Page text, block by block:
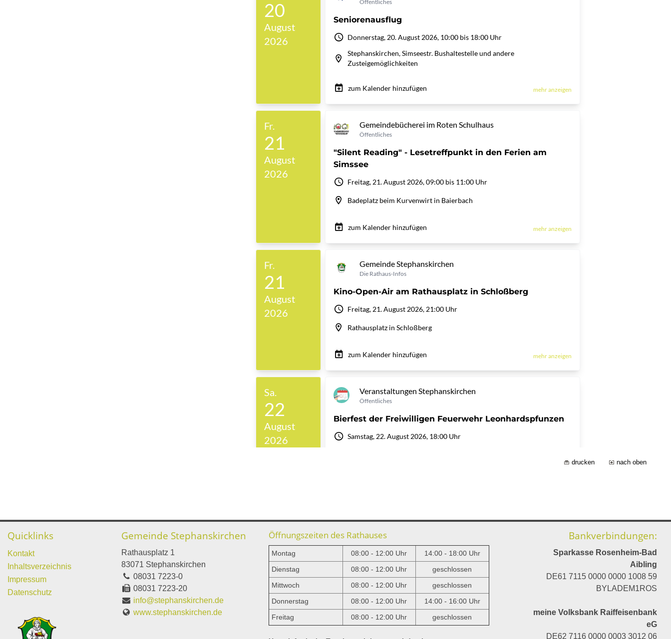
drucken nach oben
Quicklinks
Kontakt
Inhaltsverzeichnis
Impressum
Datenschutz
Gemeinde Stephanskirchen
Rathausplatz 1
83071 Stephanskirchen
08031 7223-0
08031 7223-20
info@stephanskirchen.de
www.stephanskirchen.de
Öffnungszeiten des Rathauses
Montag 08:00 - 12:00 Uhr
14:00 - 18:00 Uhr
Dienstag
08:00 - 12:00 Uhr
geschlossen
Mittwoch
08:00 - 12:00 Uhr
geschlossen
Donnerstag
08:00 - 12:00 Uhr
14:00 - 16:00 Uhr
Freitag
08:00 - 12:00 Uhr geschlossen
Bankverbindungen:
Sparkasse Rosenheim-Bad
Aibling
DE61 7115 0000 0000 1008 59
BYLADEM1ROS
meine Volksbank Raiffeisenbank
eG
DE62 7116 0000 0003 3012 06